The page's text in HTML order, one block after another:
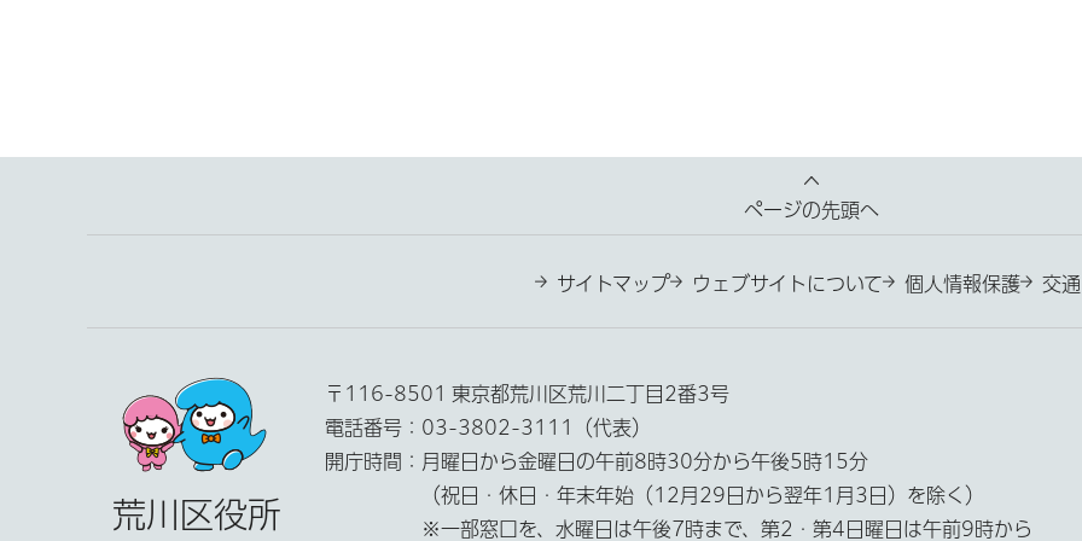
ページの先頭へ
サイトマップ ウェブサイトについて 個人情報保護 交
荒川区役所
〒116-8501 東京都荒川区荒川二丁目2番3号
電話番号： 03-3802-3111（代表）
開庁時間： 月曜日から金曜日の午前8時30分から午後5時15分
（祝日・休日・年末年始（12月29日から翌年1月3日）を除く）
※一部窓口を、水曜日は午後7時まで、第2・第4日曜日は午前9時から